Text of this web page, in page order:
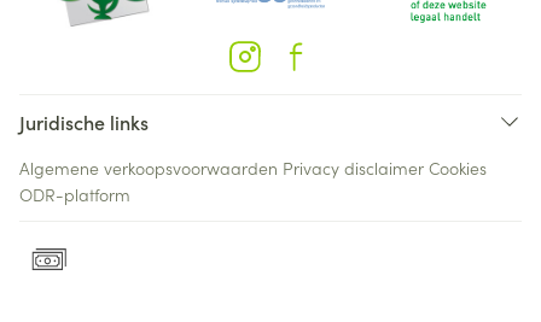
Juridische links
Algemene verkoopsvoorwaarden Privacy disclaimer Cookies
ODR-platform